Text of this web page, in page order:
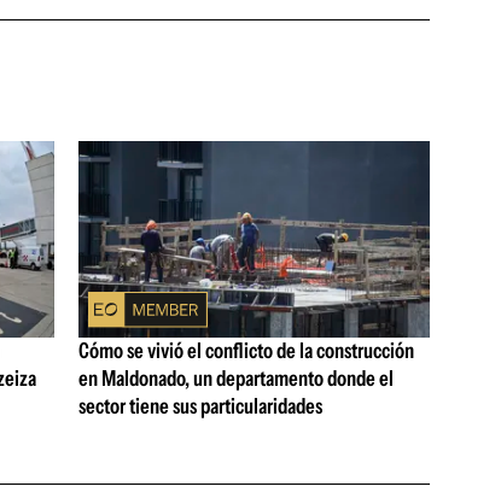
Cómo se vivió el conflicto de la construcción
en Maldonado, un departamento donde el
sector tiene sus particularidades